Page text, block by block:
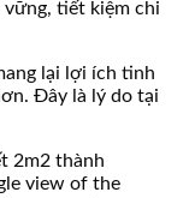
tiết kiệm chi
lại lợi ích tinh
Đây là lý do tại